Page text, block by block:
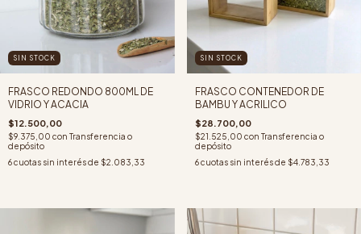
SIN STOCK
FRASCO REDONDO 800ML DE
VIDRIO Y ACACIA
$12.500,00
$9.375,00 con Transferencia o
depósito
6cuotas sin interés de $2.083,33
SIN STOCK
FRASCO CONTENEDOR DE
BAMBU Y ACRILICO
$28.700,00
$21.525,00 con Transferencia o
depósito
6 cuotas sin interés de $4.783,33